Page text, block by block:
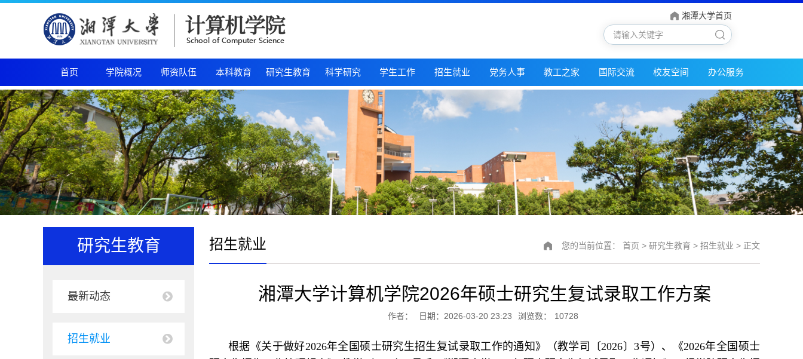
湘潭大学首页
首页 学院概况 师资队伍 本科教育 研究生教育 科学研究 学生工作 招生就业 党务人事 教工之家 国际交流 校友空间 办公服务
研究生教育
最新动态
招生就业
招生就业 您的当前位置： 首页 > 研究生教育 > 招生就业 > 正文
湘潭大学计算机学院2026年硕士研究生复试录取工作方案
作者： 日期：2026-03-20 23:23 浏览数： 10728
根据《关于做好2026年全国硕士研究生招生复试录取工作的通知》（教学司〔2026〕3号）、《2026年全国硕士